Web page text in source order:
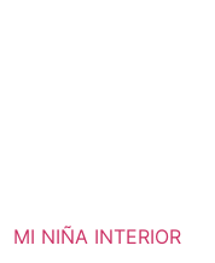
MI NIÑA INTERIOR